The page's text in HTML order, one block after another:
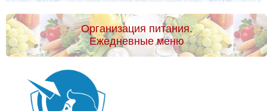
Организация питания.
Ежедневные меню